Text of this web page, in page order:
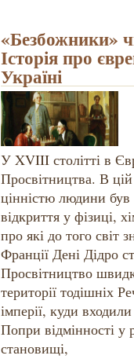
«Безбожники»
Історія про
Україні
У XVIII столітті в
Просвітництва. В
цінністю людини
відкриття у фізиці,
про які до того світ
Франції Дені Дідро
Просвітництво
території тодішніх
імперії, куди
Попри відмінності у
становищі,